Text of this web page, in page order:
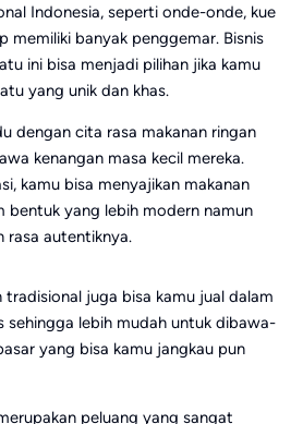
Indonesia, seperti onde-onde, kue
memiliki banyak penggemar. Bisnis
ini bisa menjadi pilihan jika kamu
yang unik dan khas.
dengan cita rasa makanan ringan
kenangan masa kecil mereka.
kamu bisa menyajikan makanan
bentuk yang lebih modern namun
rasa autentiknya.
tradisional juga bisa kamu jual dalam
sehingga lebih mudah untuk dibawa-
yang bisa kamu jangkau pun
peluang yang sangat